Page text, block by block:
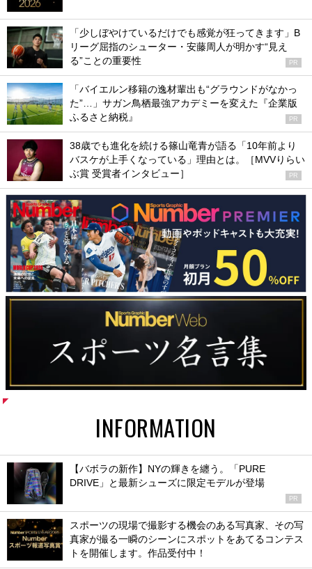
「少しぼやけているだけでも感覚が狂ってきます」B
リーグ屈指のシューター・安藤周人が明かす“見え
る”ことの重要性
PR
「バイエルン移籍の逸材輩出も“グラウンドがなかっ
た”…」サガン鳥栖最強アカデミーを変えた『企業版
ふるさと納税』
PR
38歳でも進化を続ける篠山竜青が語る「10年前より
バスケが上手くなっている」理由とは。［MVVりらい
ぶ賞 受賞者インタビュー］
PR
INFORMATION
【バボラの新作】NYの輝きを纏う。「PURE
DRIVE」と最新シューズに限定モデルが登場
PR
スポーツの現場で撮影する機会のある写真家、その写
真家が撮る一瞬のシーンにスポットをあてるコンテス
トを開催します。作品受付中！